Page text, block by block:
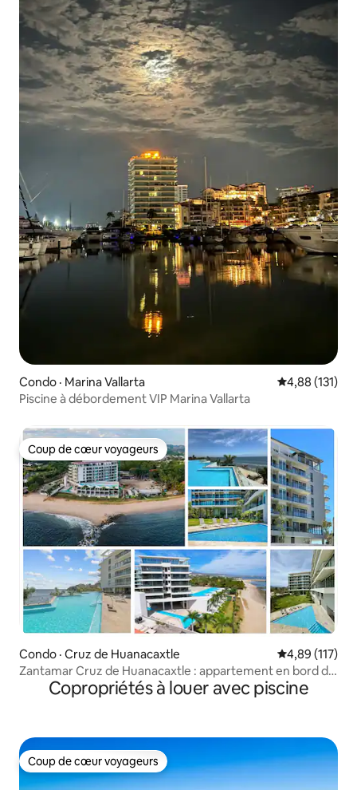
Condo · Marina Vallarta Note
4,88 (131)
Piscine à débordement VIP Marina Vallarta
Coup de cœur voyageurs
Coup de cœur voyageurs
Condo · Cruz de Huanacaxtle Note
4,89 (117)
Zantamar Cruz de Huanacaxtle : appartement en bord de
Copropriétés à louer avec piscine
Coup de cœur voyageurs
Coup de cœur voyageurs